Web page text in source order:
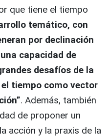
que tiene el tiempo
temático, con
por declinación
capacidad de
desafíos de la
tiempo como vector
. Además, también
de proponer un
acción y la praxis de la